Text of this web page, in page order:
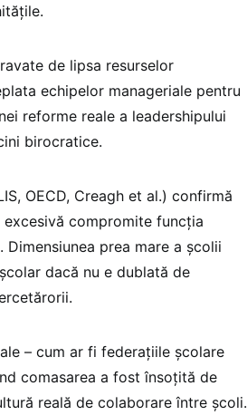
de lipsa resurselor
echipelor manageriale pentru
reforme reale a leadershipului
birocratice.
OECD, Creagh et al.) confirmă
compromite funcția
prea mare a școlii
dacă nu e dublată de
– cum ar fi federațiile școlare
comasarea a fost însoțită de
reală de colaborare între școli.